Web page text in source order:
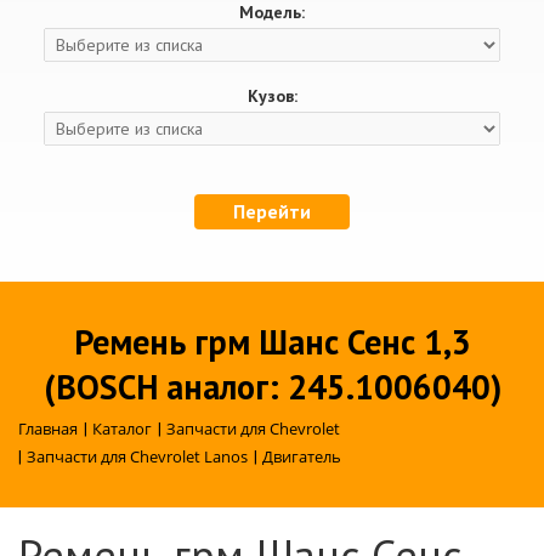
Модель:
Кузов:
Перейти
Ремень грм Шанс Сенс 1,3
(BOSCH аналог: 245.1006040)
Главная | Каталог | Запчасти для Chevrolet
| Запчасти для Chevrolet Lanos | Двигатель